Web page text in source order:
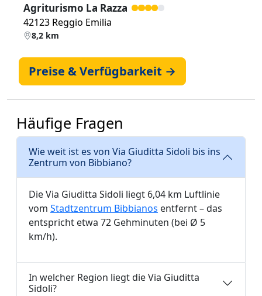
Agriturismo La Razza
42123 Reggio Emilia
8,2 km
Preise & Verfügbarkeit →
Häufige Fragen
Wie weit ist es von Via Giuditta Sidoli bis ins
Zentrum von Bibbiano?
Die Via Giuditta Sidoli liegt 6,04 km Luftlinie
vom Stadtzentrum Bibbianos entfernt – das
entspricht etwa 72 Gehminuten (bei Ø 5
km/h).
In welcher Region liegt die Via Giuditta
Sidoli?